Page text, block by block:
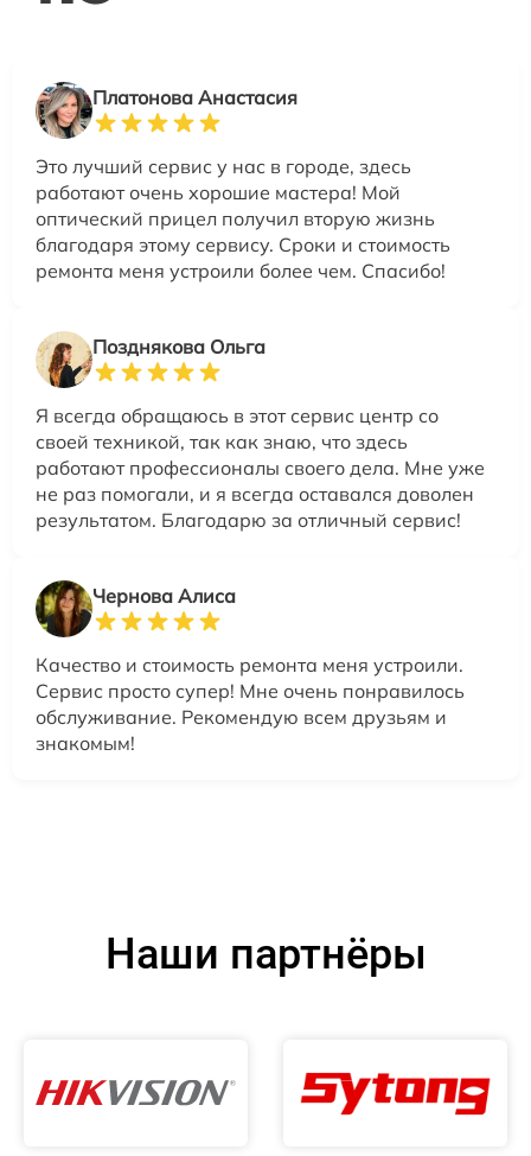
Платонова Анастасия
Это лучший сервис у нас в городе, здесь
работают очень хорошие мастера! Мой
оптический прицел получил вторую жизнь
благодаря этому сервису. Сроки и стоимость
ремонта меня устроили более чем. Спасибо!
Позднякова Ольга
Я всегда обращаюсь в этот сервис центр со
своей техникой, так как знаю, что здесь
работают профессионалы своего дела. Мне уже
не раз помогали, и я всегда оставался доволен
результатом. Благодарю за отличный сервис!
Чернова Алиса
Качество и стоимость ремонта меня устроили.
Сервис просто супер! Мне очень понравилось
обслуживание. Рекомендую всем друзьям и
знакомым!
Наши партнёры